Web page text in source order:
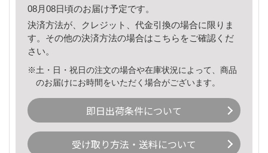
08月08日頃のお届け予定です。
決済方法が、クレジット、代金引換の場合に限りま
す。その他の決済方法の場合はこちら をご確認くだ
さい。
※土・日・祝日の注文の場合や在庫状況によって、商品
のお届けにお時間をいただく場合がございます。
即日出荷条件について
受け取り方法・送料について